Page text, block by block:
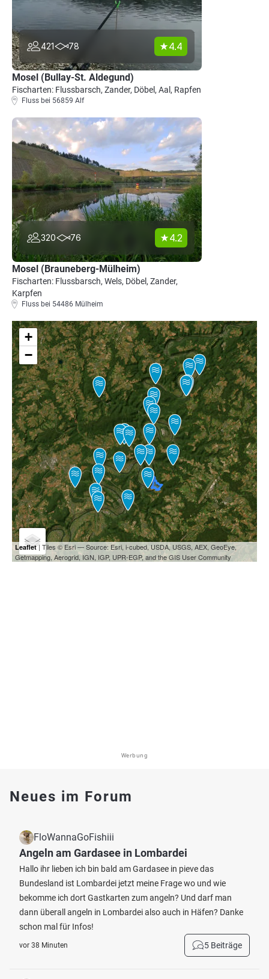
421 78 4.4
Mosel (Bullay-St. Aldegund)
Fischarten: Flussbarsch, Zander, Döbel, Aal, Rapfen
Fluss bei 56859 Alf
320 76 4.2
Mosel (Brauneberg-Mülheim)
Fischarten: Flussbarsch, Wels, Döbel, Zander,
Karpfen
Fluss bei 54486 Mülheim
+
−
Leaflet| Tiles © Esri — Source: Esri, i-cubed, USDA, USGS, AEX, GeoEye,
Getmapping, Aerogrid, IGN, IGP, UPR-EGP, and the GIS User Community
Werbung
Neues im Forum
FloWannaGoFishiii
Angeln am Gardasee in Lombardei
Hallo ihr lieben ich bin bald am Gardasee in pieve das
Bundesland ist Lombardei jetzt meine Frage wo und wie
bekomme ich dort Gastkarten zum angeln? Und darf man
dann überall angeln in Lombardei also auch in Häfen? Danke
schon mal für Infos!
vor 38 Minuten 5 Beiträge